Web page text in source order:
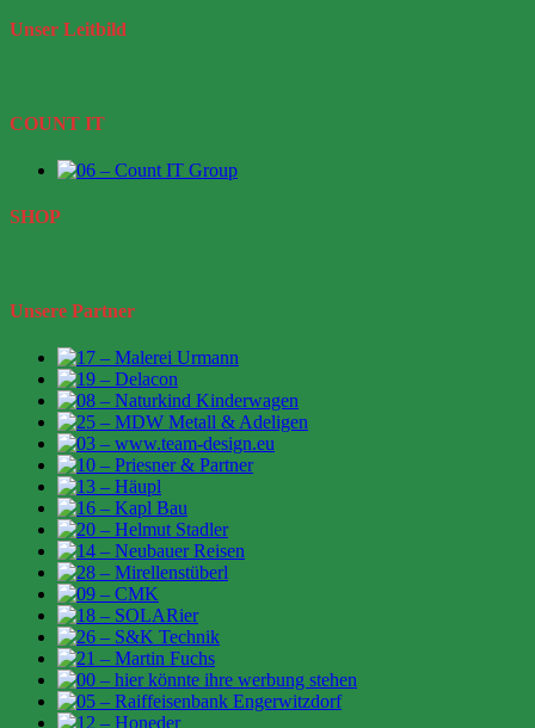
Unser Leitbild
COUNT IT
SHOP
Unsere Partner